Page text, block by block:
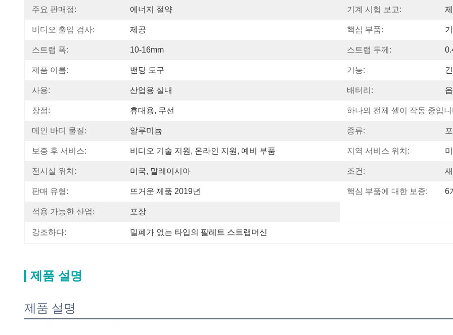
주요 판매점: 에너지 절약 기계 시험 보고:
비디오 출입 검사: 제공 핵심 부품:
스트랩 폭: 10-16mm 스트랩 두께:
제품 이름: 밴딩 도구 기능:
사용: 산업용 실내 배터리:
장점: 휴대용, 무선 하나의 전체 셀이 작동 중입
메인 바디 물질: 알루미늄 종류:
보증 후 서비스: 비디오 기술 지원, 온라인 지원, 예비 부품 지역 서비스 위치:
전시실 위치: 미국, 말레이시아 조건:
판매 유형: 뜨거운 제품 2019년 핵심 부품에 대한 보증: 6
적용 가능한 산업: 포장
강조하다: 밀폐가 없는 타입의 팔레트 스트랩머신
제품 설명
제품 설명